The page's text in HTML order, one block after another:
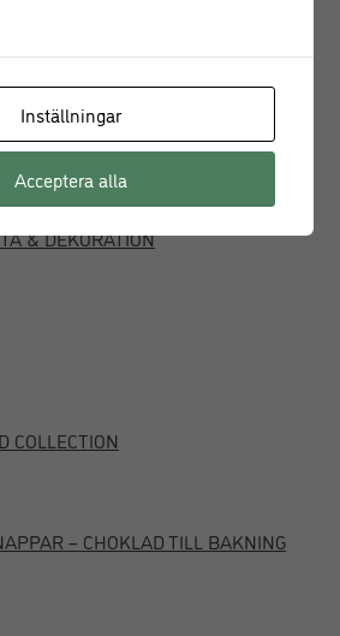
& DEKORATION
COLLECTION
– CHOKLAD TILL BAKNING
Inställningar
Acceptera alla